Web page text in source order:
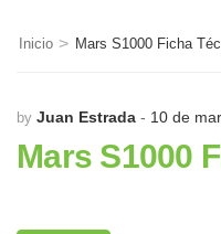
Inicio > Mars S1000 Ficha
by Juan Estrada 10 de
Mars S1000